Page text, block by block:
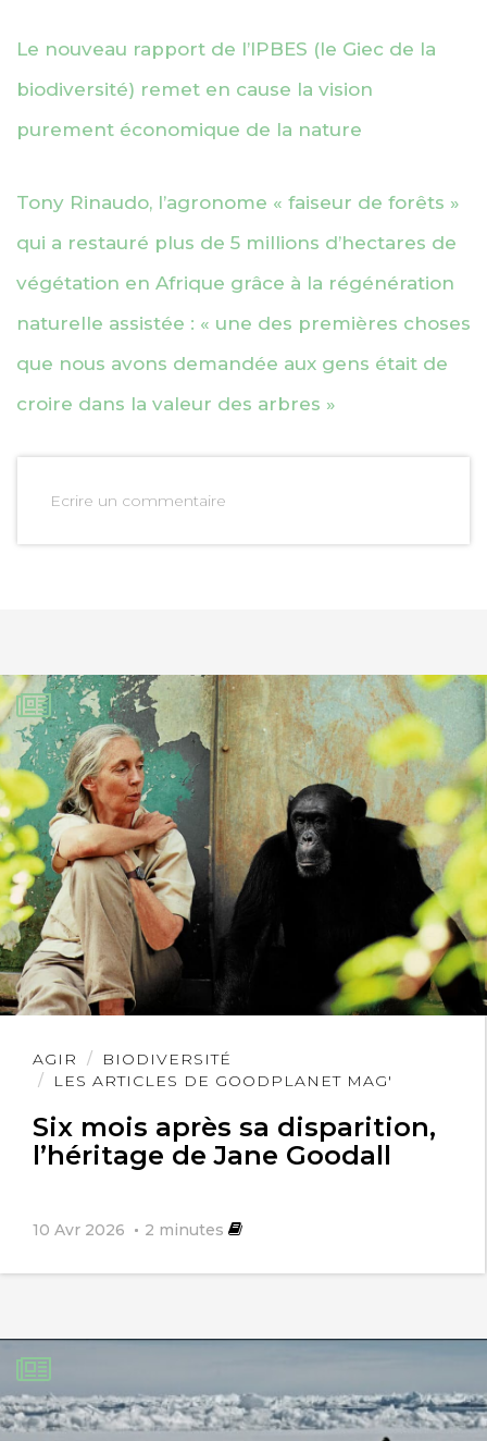
Le nouveau rapport de l’IPBES (le Giec de la
biodiversité) remet en cause la vision
purement économique de la nature
Tony Rinaudo, l’agronome « faiseur de forêts »
qui a restauré plus de 5 millions d’hectares de
végétation en Afrique grâce à la régénération
naturelle assistée : « une des premières choses
que nous avons demandée aux gens était de
croire dans la valeur des arbres »
Ecrire un commentaire
AGIR
BIODIVERSITÉ
LES ARTICLES DE GOODPLANET MAG'
Six mois après sa disparition,
l’héritage de Jane Goodall
10 Avr 2026 2 minutes
Lire
l'article